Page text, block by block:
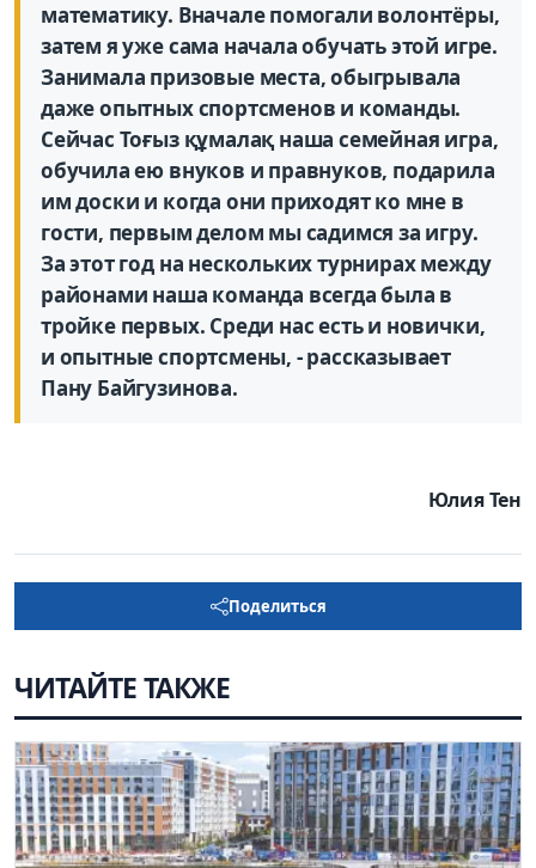
математику. Вначале помогали волонтёры,
затем я уже сама начала обучать этой игре.
Занимала призовые места, обыгрывала
даже опытных спортсменов и команды.
Сейчас Тоғыз құмалақ наша семейная игра,
обучила ею внуков и правнуков, подарила
им доски и когда они приходят ко мне в
гости, первым делом мы садимся за игру.
За этот год на нескольких турнирах между
районами наша команда всегда была в
тройке первых. Среди нас есть и новички,
и опытные спортсмены, - рассказывает
Пану Байгузинова.
Юлия Тен
Поделиться
ЧИТАЙТЕ ТАКЖЕ